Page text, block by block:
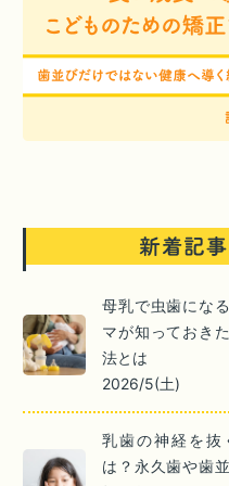
母乳で虫歯にな
マが知っておき
法とは
2026/5(土)
乳歯の神経を抜
は？永久歯や歯